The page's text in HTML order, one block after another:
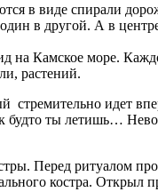
в виде спирали
в другой. А в
Камское море.
растений.
идет
ты летишь…
Перед ритуалом
костра.